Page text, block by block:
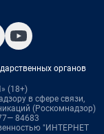
органов
(18+)
в сфере связи,
(Роскомнадзор)
84683
"ИНТЕРНЕТ